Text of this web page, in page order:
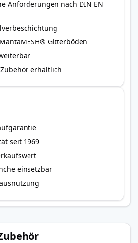
Anforderungen nach DIN EN
Gitterböden
erhältlich
seit 1969
einsetzbar